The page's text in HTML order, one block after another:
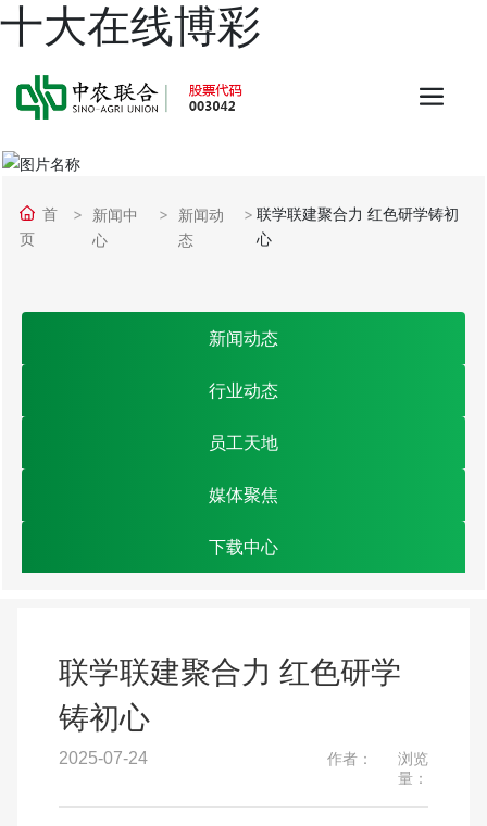
十大在线博彩
首
页
新闻中
心
新闻动
态
联学联建聚合力 红色研学铸初
心
新闻动态
行业动态
员工天地
媒体聚焦
下载中心
联学联建聚合力 红色研学
铸初心
2025-07-24 作者：
浏览
量：